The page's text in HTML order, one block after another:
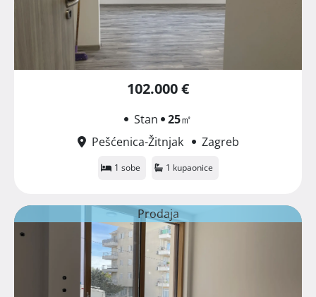
102.000 €
Stan 25㎡
Pešćenica-Žitnjak
Zagreb
1 sobe 1 kupaonice
Prodaja